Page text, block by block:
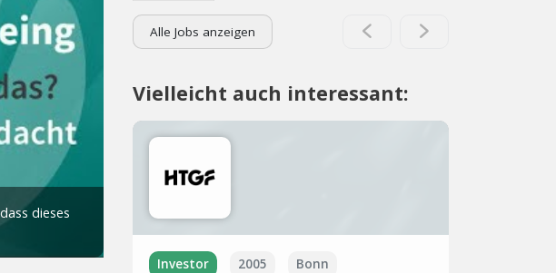
Alle Jobs anzeigen
Vielleicht auch interessant:
Investor 2005 Bonn